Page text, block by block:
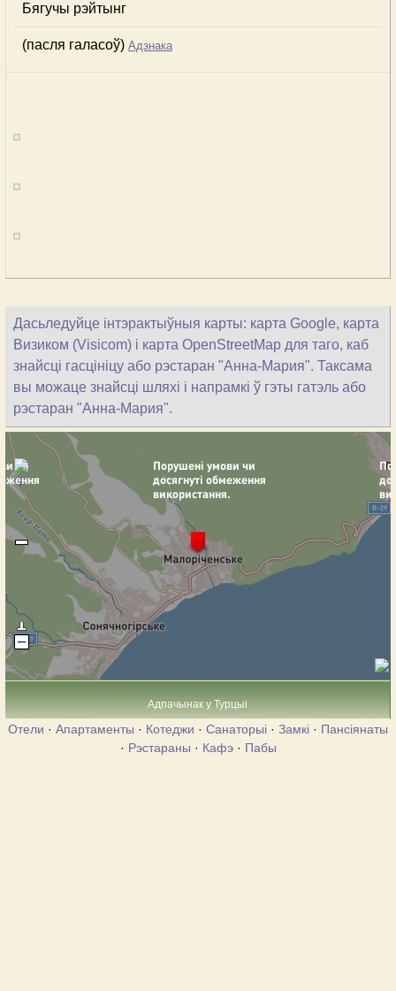
Бягучы рэйтынг
(пасля галасоў) Адзнака
Дасьледуйце інтэрактыўныя карты: карта Google, карта
Визиком (Visicom) і карта OpenStreetMap для таго, каб
знайсці гасцініцу або рэстаран "Анна-Мария". Таксама
вы можаце знайсці шляхі і напрамкі ў гэты гатэль або
рэстаран "Анна-Мария".
Адпачынак у Турцыі
Отели · Апартаменты · Котеджи · Санаторыі · Замкі · Пансіянаты
· Рэстараны · Кафэ· Пабы